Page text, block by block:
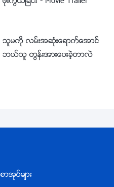
သူမကို လမ္းအဆုံးေရာက္ေအာင္
ဘယ္သူ တြန္းအားေပးခဲ့တာလဲ
စာအုပ္မ်ား